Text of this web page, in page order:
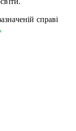
справі